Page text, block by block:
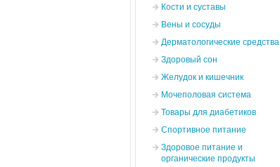
Кости и суставы
Вены и сосуды
Дерматологические средства
Здоровый сон
Желудок и кишечник
Мочеполовая система
Товары для диабетиков
Спортивное питание
Здоровое питание и
органические продукты